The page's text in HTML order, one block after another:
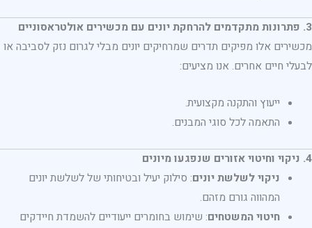
3. פתרונות מתקדמים להרחקת יונים עם מכשירים אולטראסוניים
מכשירים אלו מפיקים תדרים שמרחיקים יונים מבלי לגרום נזק לסביבה או
לבעלי חיים אחרים. אנו מציעים:
ייעוץ והתקנה מקצועית.
התאמה לכל סוגי המבנים.
4. ניקוי וחיטוי אזורים שנפגעו מיונים
ניקוי לשלשת יונים: סילוק יעיל ובטיחותי של לשלשת יונים
המהווה גורם מזהם.
חיטוי המשטחים: שימוש בחומרים ייעודיים להשמדת חיידקים